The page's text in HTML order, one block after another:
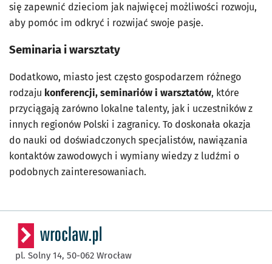
się zapewnić dzieciom jak najwięcej możliwości rozwoju,
aby pomóc im odkryć i rozwijać swoje pasje.
Seminaria i warsztaty
Dodatkowo, miasto jest często gospodarzem różnego
rodzaju konferencji, seminariów i warsztatów, które
przyciągają zarówno lokalne talenty, jak i uczestników z
innych regionów Polski i zagranicy. To doskonała okazja
do nauki od doświadczonych specjalistów, nawiązania
kontaktów zawodowych i wymiany wiedzy z ludźmi o
podobnych zainteresowaniach.
pl. Solny 14, 50-062 Wrocław